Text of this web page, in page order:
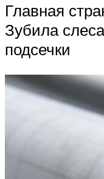
Главная
Зубила
подсечки